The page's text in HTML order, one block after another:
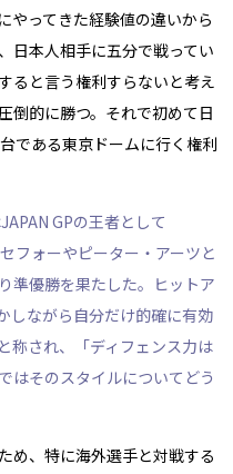
やってきた経験値の違いから
日本人相手に五分で戦ってい
ると言う権利すらないと考え
倒的に勝つ。それで初めて日
である東京ドームに行く権利
GPの王者として
フォーやピーター・アーツと
準優勝を果たした。ヒットア
しながら自分だけ的確に有効
称され、「ディフェンス力は
はそのスタイルについてどう
め、特に海外選手と対戦する